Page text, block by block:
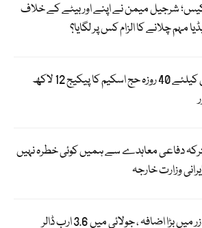
شرجیل میمن نے اپنے اور بیٹے کے خلاف
مہم چلانے کا الزام کس پر لگایا؟
اگلے سال کیلئے 40 روزہ حج اسکیم کا پیکیج 12 لاکھ
دفاعی معاہدے سے ہمیں کوئی خطرہ نہیں
وزارت خارجہ
ترسیلات زر میں بڑا اضافہ ، جولائی میں 3.6 ارب ڈالر